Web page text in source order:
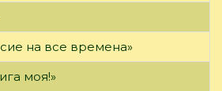
на все времена»
моя!»